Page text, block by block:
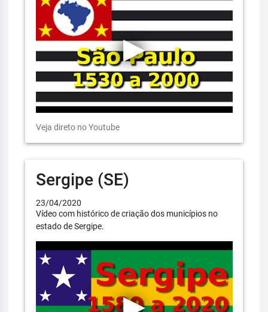
Veja direto no Youtube
Sergipe (SE)
23/04/2020
Vídeo com histórico de criação dos municípios no
estado de Sergipe.